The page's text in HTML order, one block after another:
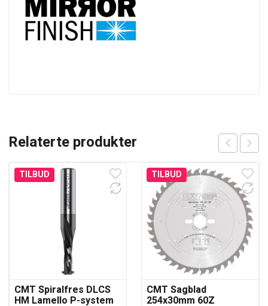
Relaterte produkter
TILBUD
CMT Spiralfres DLCS
HM Lamello P-system
TILBUD
CMT Sagblad
254x30mm 60Z